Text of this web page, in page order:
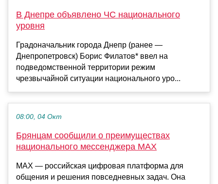
В Днепре объявлено ЧС национального
уровня
Градоначальник города Днепр (ранее —
Днепропетровск) Борис Филатов* ввел на
подведомственной территории режим
чрезвычайной ситуации национального уро...
08:00, 04 Окт
Брянцам сообщили о преимуществах
национального мессенджера MAX
MAX — российская цифровая платформа для
общения и решения повседневных задач. Она